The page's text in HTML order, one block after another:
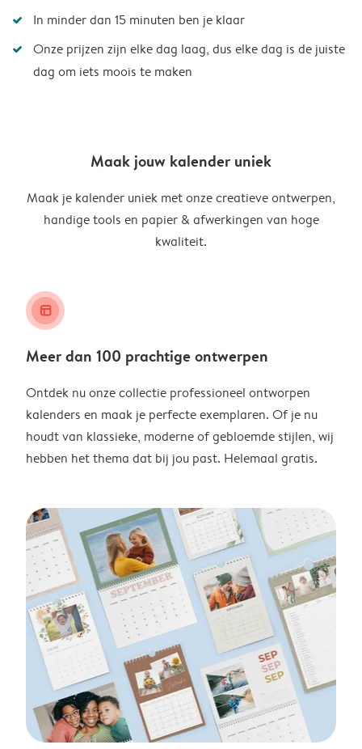
In minder dan 15 minuten ben je klaar
Onze prijzen zijn elke dag laag, dus elke dag is de juiste
dag om iets moois te maken
Maak jouw kalender uniek
Maak je kalender uniek met onze creatieve ontwerpen,
handige tools en papier & afwerkingen van hoge
kwaliteit.
layout_alt
Meer dan 100 prachtige ontwerpen
Ontdek nu onze collectie professioneel ontworpen
kalenders en maak je perfecte exemplaren. Of je nu
houdt van klassieke, moderne of gebloemde stijlen, wij
hebben het thema dat bij jou past. Helemaal gratis.